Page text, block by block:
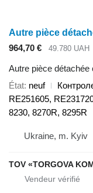
964,70 € 49.780 UAH
Autre pièce détachée
État neuf
RE251605,
8230, 8270R, 8295R
Ukraine, m. Kyiv
TOV «TORGOVA